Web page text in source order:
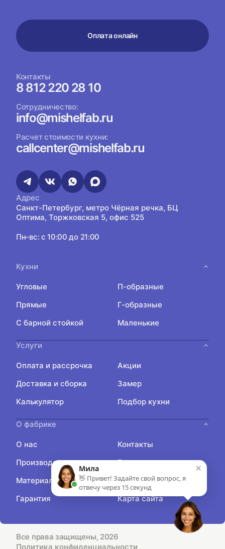
Оплата онлайн
Контакты
8 812 220 28 10
Сотрудничество:
info@mishelfab.ru
Расчет стоимости кухни:
callcenter@mishelfab.ru
Адрес
Санкт-Петербург, метро Чёрная речка, БЦ
Оптима, Торжковская 5, офис 525
Пн-вс: с 10:00 до 21:00
Кухни
Угловые
П-образные
Прямые
Г-образные
С барной стойкой
Маленькие
Услуги
Оплата и рассрочка
Акции
Доставка и сборка
Замер
Калькулятор
Подбор кухни
О фабрике
О нас
Контакты
Производство
Блог
Материалы
Отзывы
Гарантия
Карта сайта
Все права защищены, 2026
Политика конфиденциальности
×
Мила
👋 Привет! Задайте свой вопрос, я
отвечу через 15 секунд